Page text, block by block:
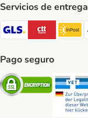
Servicios de entrega
GLS Shipping
Pago seguro
Security